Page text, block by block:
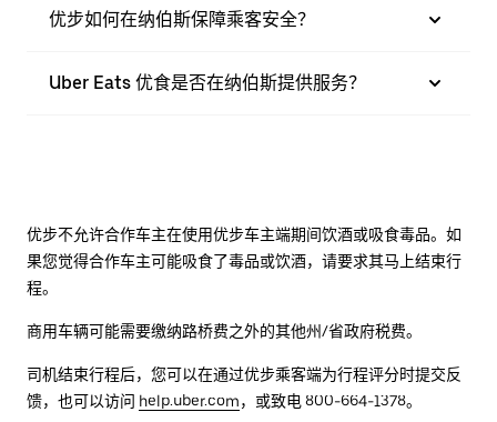
优步如何在纳伯斯保障乘客安全？
Uber Eats 优食是否在纳伯斯提供服务？
优步不允许合作车主在使用优步车主端期间饮酒或吸食毒品。如
果您觉得合作车主可能吸食了毒品或饮酒，请要求其马上结束行
程。
商用车辆可能需要缴纳路桥费之外的其他州/省政府税费。
司机结束行程后，您可以在通过优步乘客端为行程评分时提交反
馈，也可以访问 help.uber.com，或致电 800-664-1378。